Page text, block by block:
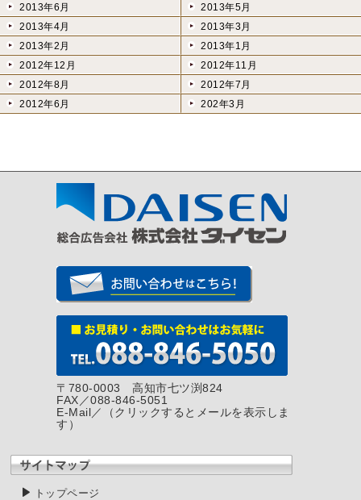
2013年6月
2013年5月
2013年4月
2013年3月
2013年2月
2013年1月
2012年12月
2012年11月
2012年8月
2012年7月
2012年6月
202年3月
〒780-0003 高知市七ツ渕824
FAX／088-846-5051
E-Mail／
（クリックするとメールを表示しま
す）
トップページ